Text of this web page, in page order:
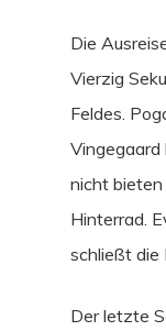
Die
Vierzig
Feldes.
Vingegaard
nicht
Hinterrad.
schließt die
Der letzte